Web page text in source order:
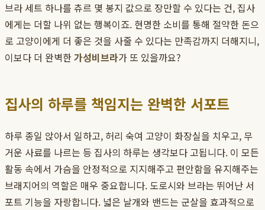
브라 세트 하나를 츄르 몇 봉지 값으로 장만할 수 있다는 건, 집사
에게는 더할 나위 없는 행복이죠. 현명한 소비를 통해 절약한 돈으
로 고양이에게 더 좋은 것을 사줄 수 있다는 만족감까지 더해지니,
이보다 더 완벽한가성비브라가 또 있을까요?
집사의 하루를 책임지는 완벽한 서포트
하루 종일 앉아서 일하고, 허리 숙여 고양이 화장실을 치우고, 무
거운 사료를 나르는 등 집사의 하루는 생각보다 고됩니다. 이 모든
활동 속에서 가슴을 안정적으로 지지해주고 편안함을 유지해주는
브래지어의 역할은 매우 중요합니다. 도로시와 브라는 뛰어난 서
포트 기능을 자랑합니다. 넓은 날개와 밴드는 군살을 효과적으로